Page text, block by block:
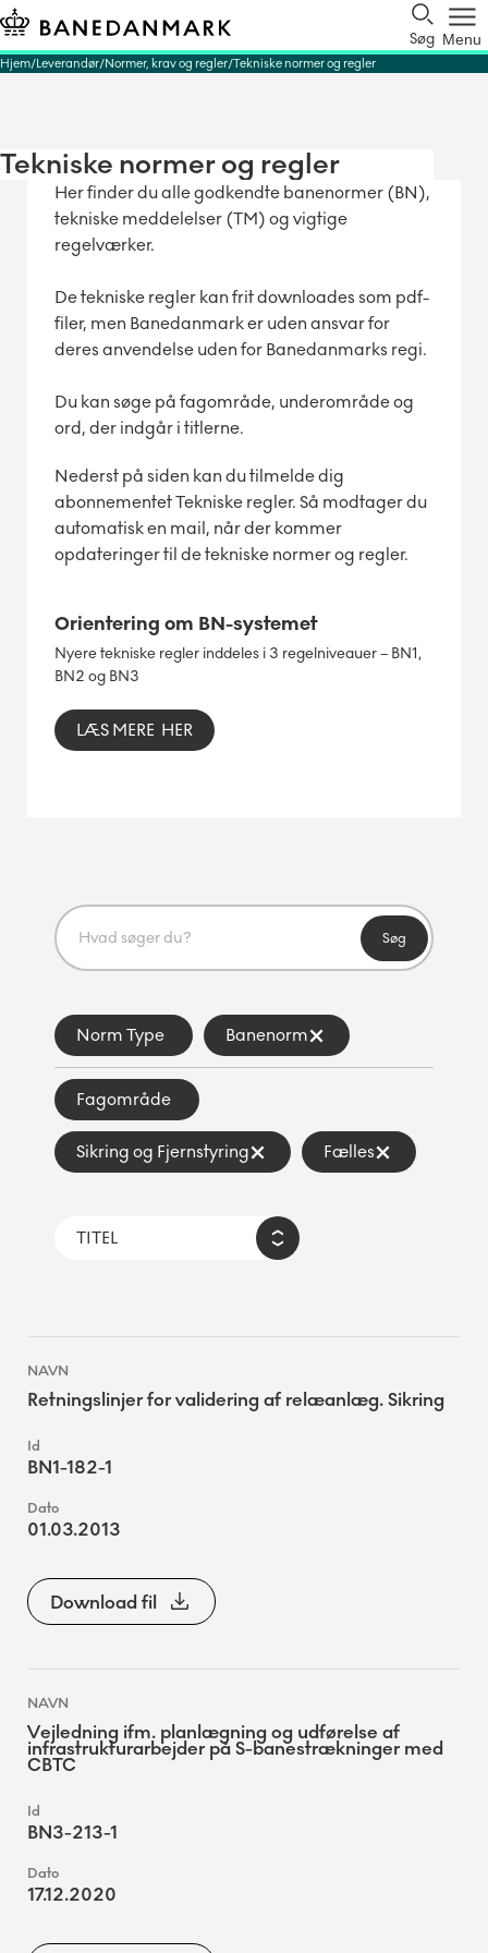
Søg Menu
Hjem Leverandør Normer, krav og regler Tekniske normer og regler
Tekniske normer og regler
Her finder du alle godkendte banenormer (BN),
tekniske meddelelser (TM) og vigtige
regelværker.
De tekniske regler kan frit downloades som pdf-
filer, men Banedanmark er uden ansvar for
deres anvendelse uden for Banedanmarks regi.
Du kan søge på fagområde, underområde og
ord, der indgår i titlerne.
Nederst på siden kan du tilmelde dig
abonnementet Tekniske regler. Så modtager du
automatisk en mail, når der kommer
opdateringer til de tekniske normer og regler.
Orientering om BN-systemet
Nyere tekniske regler inddeles i 3 regelniveauer – BN1,
BN2 og BN3
LÆS MERE HER
Søg
Norm Type Banenorm
Fagområde
Sikring og Fjernstyring Fælles
Retningslinjer for validering af relæanlæg. Sikring
BN1-182-1
01.03.2013
Download fil
Vejledning ifm. planlægning og udførelse af
infrastrukturarbejder på S-banestrækninger med
CBTC
BN3-213-1
17.12.2020